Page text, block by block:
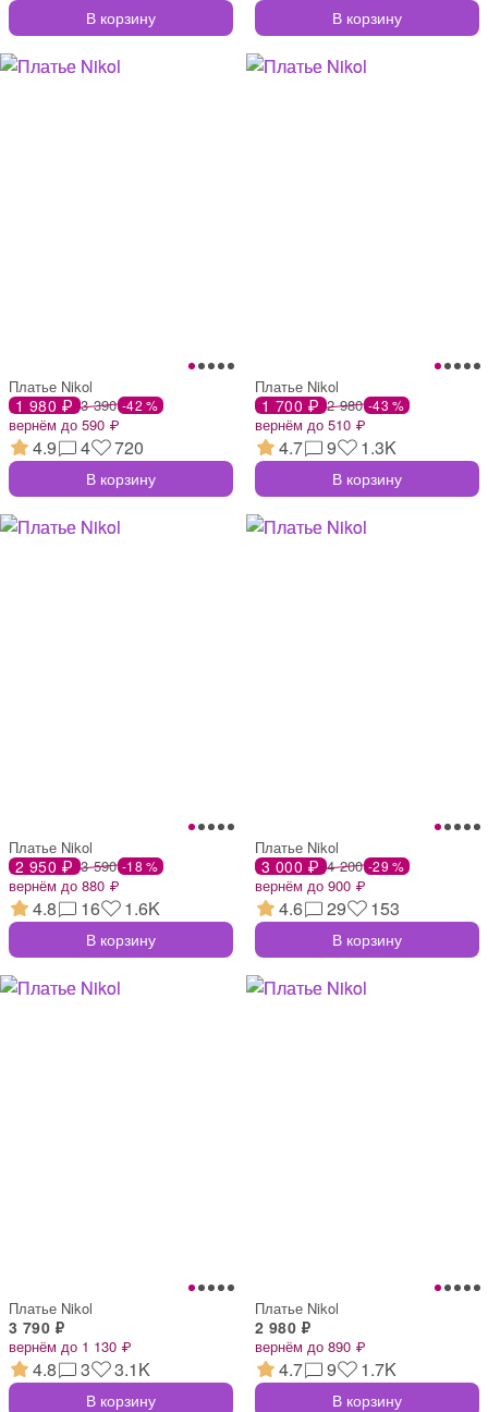
В корзину В корзину
Платье Nikol
1 980 ₽ 3 390 -42 %
вернём до 590 ₽
4.9 4 720
В корзину
Платье Nikol
1 700 ₽ 2 980 -43 %
вернём до 510 ₽
4.7 9 1.3K
В корзину
Платье Nikol
2 950 ₽ 3 590 -18 %
вернём до 880 ₽
4.8 16 1.6K
В корзину
Платье Nikol
3 000 ₽ 4 200 -29 %
вернём до 900 ₽
4.6 29 153
В корзину
Платье Nikol
3 790 ₽
вернём до 1 130 ₽
4.8 3 3.1K
В корзину
Платье Nikol
2 980 ₽
вернём до 890 ₽
4.7 9 1.7K
В корзину